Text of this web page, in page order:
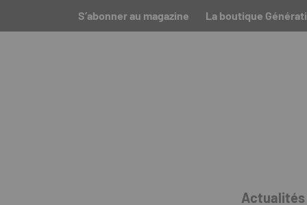
S’abonner au magazine La boutique
Actualités